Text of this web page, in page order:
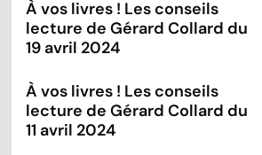
À vos livres ! Les conseils
lecture de Gérard Collard du
19 avril 2024
À vos livres ! Les conseils
lecture de Gérard Collard du
11 avril 2024